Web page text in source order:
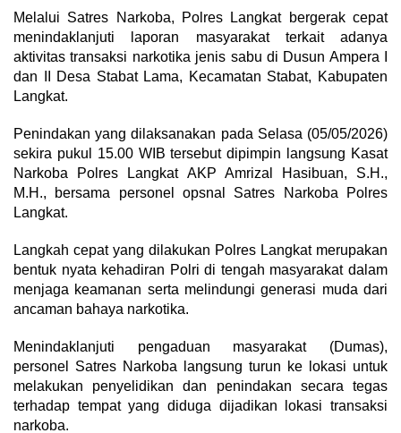
Melalui Satres Narkoba, Polres Langkat bergerak cepat
menindaklanjuti laporan masyarakat terkait adanya
aktivitas transaksi narkotika jenis sabu di Dusun Ampera I
dan II Desa Stabat Lama, Kecamatan Stabat, Kabupaten
Langkat.
Penindakan yang dilaksanakan pada Selasa (05/05/2026)
sekira pukul 15.00 WIB tersebut dipimpin langsung Kasat
Narkoba Polres Langkat AKP Amrizal Hasibuan, S.H.,
M.H., bersama personel opsnal Satres Narkoba Polres
Langkat.
Langkah cepat yang dilakukan Polres Langkat merupakan
bentuk nyata kehadiran Polri di tengah masyarakat dalam
menjaga keamanan serta melindungi generasi muda dari
ancaman bahaya narkotika.
Menindaklanjuti pengaduan masyarakat (Dumas),
personel Satres Narkoba langsung turun ke lokasi untuk
melakukan penyelidikan dan penindakan secara tegas
terhadap tempat yang diduga dijadikan lokasi transaksi
narkoba.